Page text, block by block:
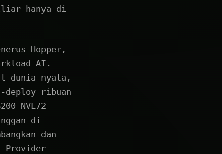
hanya di
Hopper,
AI.
dunia nyata,
deploy ribuan
NVL72
di
dan
Provider